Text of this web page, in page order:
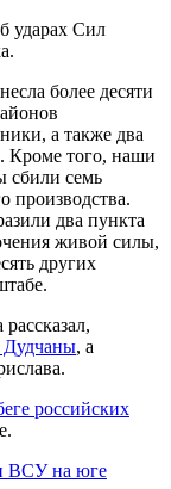
ударах Сил
более десяти
а также два
Кроме того, наши
сбили семь
производства.
два пункта
живой силы,
других
Дудчаны, а
российских
ВСУ на юге